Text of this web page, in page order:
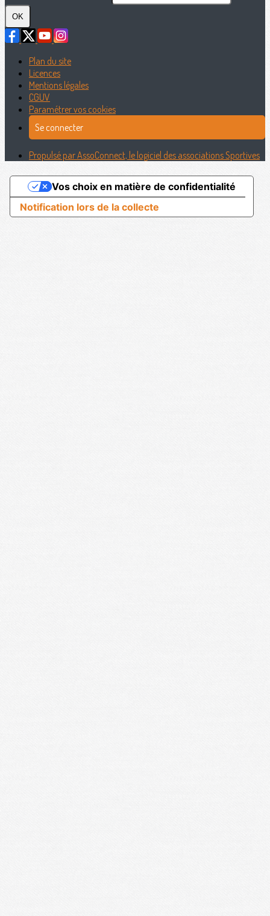
OK
Plan du site
Licences
Mentions légales
CGUV
Paramétrer vos cookies
Se connecter
Propulsé par AssoConnect, le logiciel des associations Sportives
Notification lors de la collecte
Vos choix en matière de confidentialité